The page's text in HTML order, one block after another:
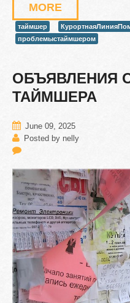
MORE
таймшер
проблемыстаймшером
ОБЪЯВЛЕНИЯ
ТАЙМШЕРА
June 09, 2025
Posted by nelly